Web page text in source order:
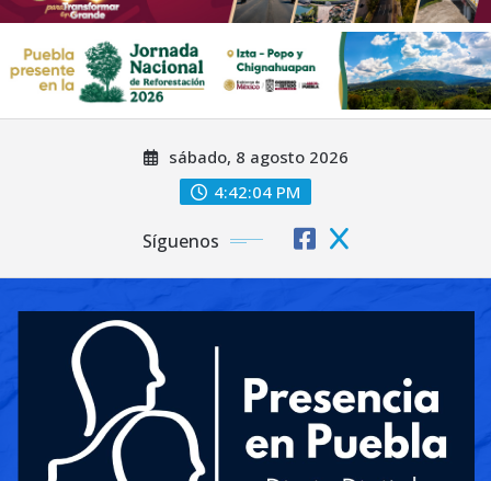
sábado, 8 agosto 2026
4:42:07 PM
Síguenos